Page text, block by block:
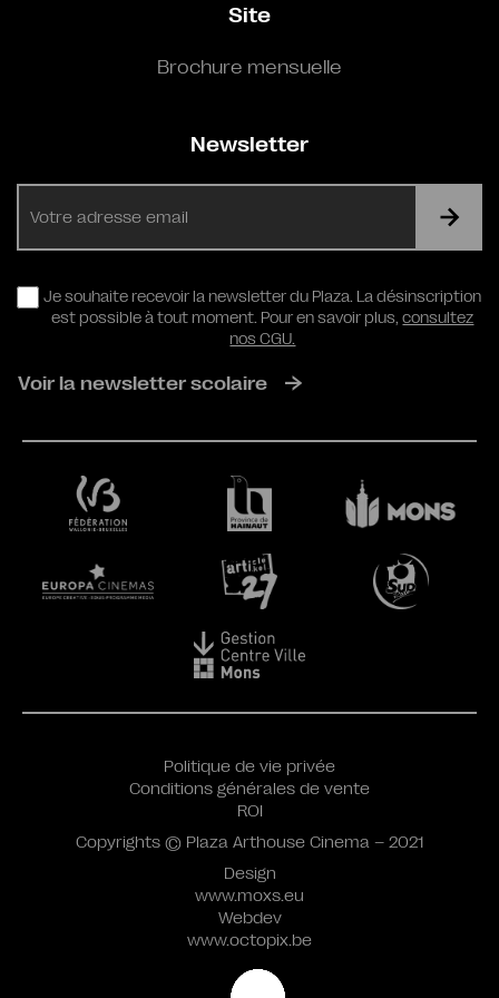
Site
Brochure mensuelle
Newsletter
RGPD
Je souhaite recevoir la newsletter du Plaza. La désinscription
est possible à tout moment. Pour en savoir plus,consultez
nos CGU.
Voir la newsletter scolaire
Design
www.moxs.eu
Webdev
www.octopix.be
Politique de vie privée
Conditions générales de vente
ROI
Copyrights © Plaza Arthouse Cinema – 2021